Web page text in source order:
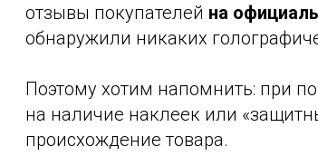
отзывы покупателей на
обнаружили никаких
Поэтому хотим напомнить: при
на наличие наклеек или
происхождение товара.